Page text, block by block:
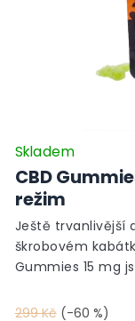
CBD
režim
Skladem
299 Kč (-60 %)
Ještě trvanlivější
škrobovém
Gummies 15 mg
čerstvost.